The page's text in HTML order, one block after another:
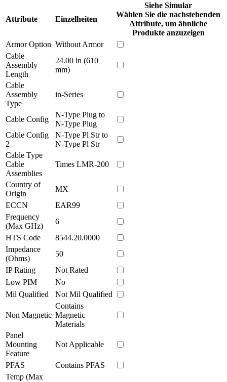
Attribute Einzelheiten
Siehe Simular
Wählen Sie die nachstehenden
Attribute, um ähnliche
Produkte anzuzeigen
Armor Option Without Armor
Cable
Assembly
Length
24.00 in (610
mm)
Cable
Assembly
Type
in-Series
Cable Config
N-Type Plug to
N-Type Plug
Cable Config
2
N-Type Pl Str to
N-Type Pl Str
Cable Type
Cable
Assemblies
Times LMR-200
Country of
Origin
MX
ECCN
EAR99
Frequency
(Max GHz)
6
HTS Code
8544.20.0000
Impedance
(Ohms)
50
IP Rating
Not Rated
Low PIM
No
Mil Qualified
Not Mil Qualified
Non Magnetic
Contains
Magnetic
Materials
Panel
Mounting
Feature
Not Applicable
PFAS
Contains PFAS
Temp (Max